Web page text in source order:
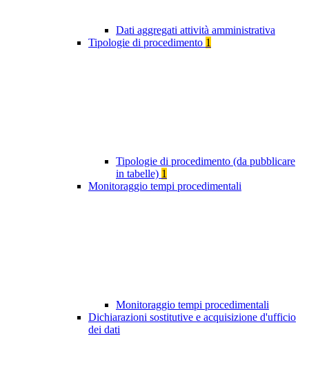
Dati aggregati attività amministrativa
Tipologie di procedimento 1
Tipologie di procedimento (da pubblicare
in tabelle) 1
Monitoraggio tempi procedimentali
Monitoraggio tempi procedimentali
Dichiarazioni sostitutive e acquisizione d'ufficio
dei dati